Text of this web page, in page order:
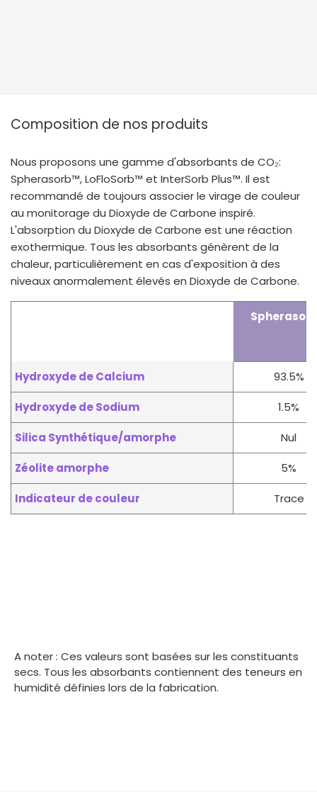
Composition de nos produits
Nous proposons une gamme d'absorbants de CO₂:
Spherasorb™, LoFloSorb™ et InterSorb Plus™. Il est
recommandé de toujours associer le virage de couleur
au monitorage du Dioxyde de Carbone inspiré.
L'absorption du Dioxyde de Carbone est une réaction
exothermique. Tous les absorbants génèrent de la
chaleur, particulièrement en cas d'exposition à des
niveaux anormalement élevés en Dioxyde de Carbone.
Hydroxyde de Calcium 93.5%
Hydroxyde de Sodium 1.5%
Silica Synthétique/amorphe Nul
Zéolite amorphe 5%
Indicateur de couleur Trace
A noter : Ces valeurs sont basées sur les constituants
secs. Tous les absorbants contiennent des teneurs en
humidité définies lors de la fabrication.